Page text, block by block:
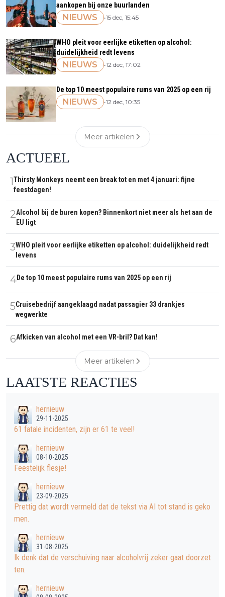
aankopen bij onze buurlanden
NIEUWS •15 dec, 15:45
WHO pleit voor eerlijke etiketten op alcohol:
duidelijkheid redt levens
NIEUWS •12 dec, 17:02
De top 10 meest populaire rums van 2025 op een rij
NIEUWS •12 dec, 10:35
Meer artikelen
ACTUEEL
1Thirsty Monkeys neemt een break tot en met 4 januari: fijne
feestdagen!
2Alcohol bij de buren kopen? Binnenkort niet meer als het aan de
EU ligt
3WHO pleit voor eerlijke etiketten op alcohol: duidelijkheid redt
levens
4De top 10 meest populaire rums van 2025 op een rij
5Cruisebedrijf aangeklaagd nadat passagier 33 drankjes
wegwerkte
6Afkicken van alcohol met een VR-bril? Dat kan!
Meer artikelen
LAATSTE REACTIES
hernieuw
29-11-2025
61 fatale incidenten, zijn er 61 te veel!
hernieuw
08-10-2025
Feestelijk flesje!
hernieuw
23-09-2025
Prettig dat wordt vermeld dat de tekst via AI tot stand is geko
men.
hernieuw
31-08-2025
Ik denk dat de verschuiving naar alcoholvrij zeker gaat doorzet
ten.
hernieuw